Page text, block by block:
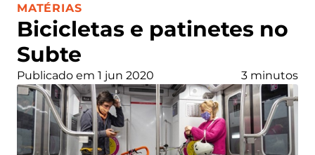
Bicicletas e patinetes no
Subte
CATEGORIA:
MATÉRIAS
Publicado em 1 jun 2020 3 minutos